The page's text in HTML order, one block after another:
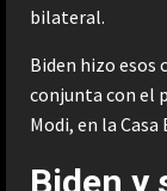
bilateral.
Biden hizo esos
conjunta con el
Modi, en la Casa
Biden y